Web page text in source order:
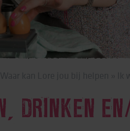
DRINKEN